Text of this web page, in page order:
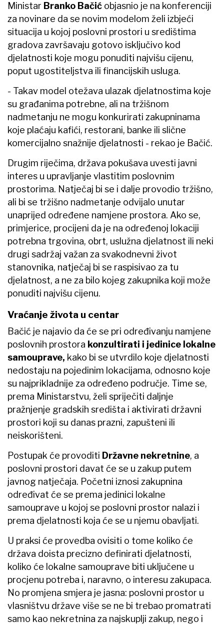
Ministar Branko Bačić objasnio je na konferenciji
za novinare da se novim modelom želi izbjeći
situacija u kojoj poslovni prostori u središtima
gradova završavaju gotovo isključivo kod
djelatnosti koje mogu ponuditi najvišu cijenu,
poput ugostiteljstva ili financijskih usluga.
- Takav model otežava ulazak djelatnostima koje
su građanima potrebne, ali na tržišnom
nadmetanju ne mogu konkurirati zakupninama
koje plaćaju kafići, restorani, banke ili slične
komercijalno snažnije djelatnosti - rekao je Bačić.
Drugim riječima, država pokušava uvesti javni
interes u upravljanje vlastitim poslovnim
prostorima. Natječaj bi se i dalje provodio tržišno,
ali bi se tržišno nadmetanje odvijalo unutar
unaprijed određene namjene prostora. Ako se,
primjerice, procijeni da je na određenoj lokaciji
potrebna trgovina, obrt, uslužna djelatnost ili neki
drugi sadržaj važan za svakodnevni život
stanovnika, natječaj bi se raspisivao za tu
djelatnost, a ne za bilo kojeg zakupnika koji može
ponuditi najvišu cijenu.
Vraćanje života u centar
Bačić je najavio da će se pri određivanju namjene
poslovnih prostora konzultirati i jedinice lokalne
samouprave, kako bi se utvrdilo koje djelatnosti
nedostaju na pojedinim lokacijama, odnosno koje
su najprikladnije za određeno područje. Time se,
prema Ministarstvu, želi spriječiti daljnje
pražnjenje gradskih središta i aktivirati državni
prostori koji su danas prazni, zapušteni ili
neiskorišteni.
Postupak će provoditi Državne nekretnine, a
poslovni prostori davat će se u zakup putem
javnog natječaja. Početni iznosi zakupnina
određivat će se prema jedinici lokalne
samouprave u kojoj se poslovni prostor nalazi i
prema djelatnosti koja će se u njemu obavljati.
U praksi će provedba ovisiti o tome koliko će
država doista precizno definirati djelatnosti,
koliko će lokalne samouprave biti uključene u
procjenu potreba i, naravno, o interesu zakupaca.
No promjena smjera je jasna: poslovni prostor u
vlasništvu države više se ne bi trebao promatrati
samo kao nekretnina za najskuplji zakup, nego i